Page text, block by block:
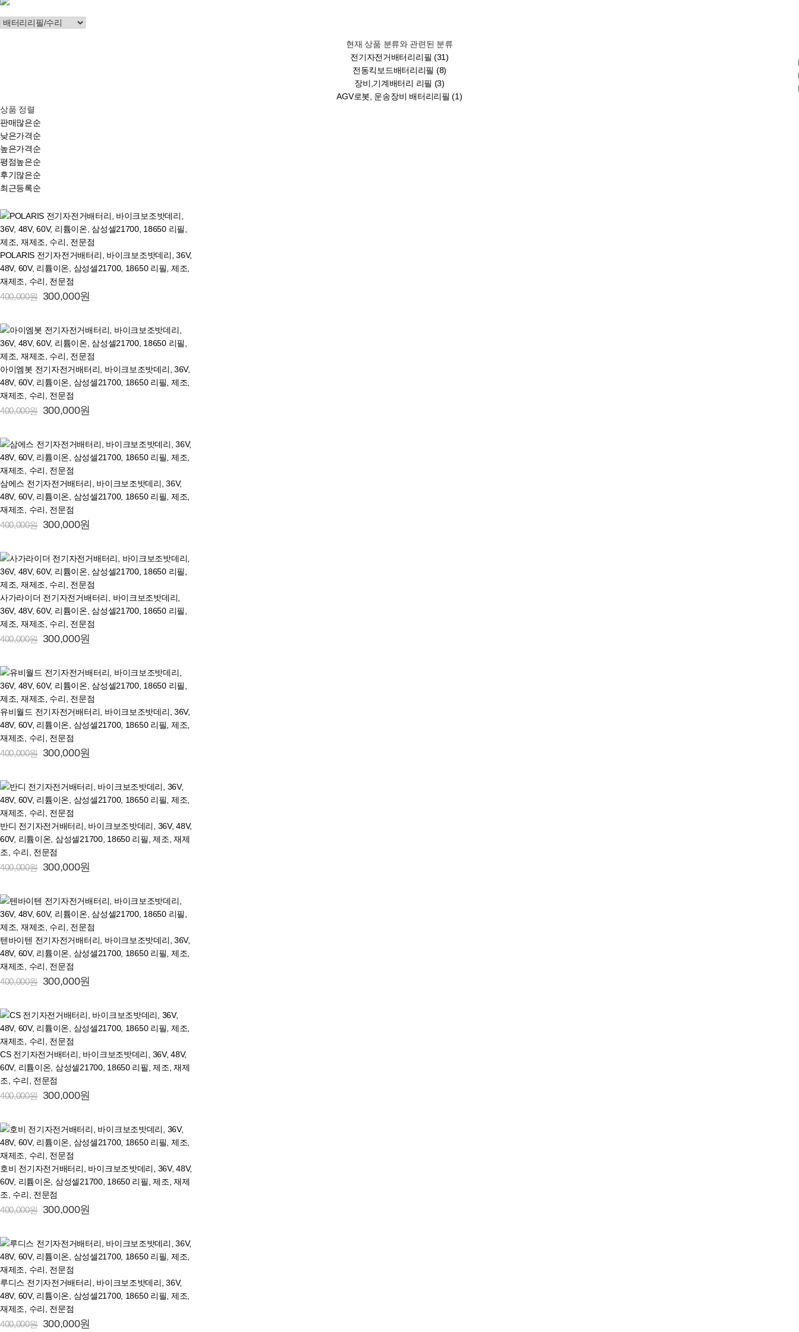
현재 상품 분류와 관련된 분류
전기자전거배터리리필 (31)
전동킥보드배터리리필 (8)
장비,기계배터리 리필 (3)
AGV로봇, 운송장비 배터리리필 (1)
상품 정렬
판매많은순
낮은가격순
높은가격순
평점높은순
후기많은순
최근등록순
POLARIS 전기자전거배터리, 바이크보조밧데리, 36V,
48V, 60V, 리튬이온, 삼성셀21700, 18650 리필, 제조,
재제조, 수리, 전문점
400,000원 300,000원
아이엠봇 전기자전거배터리, 바이크보조밧데리, 36V,
48V, 60V, 리튬이온, 삼성셀21700, 18650 리필, 제조,
재제조, 수리, 전문점
400,000원 300,000원
삼에스 전기자전거배터리, 바이크보조밧데리, 36V,
48V, 60V, 리튬이온, 삼성셀21700, 18650 리필, 제조,
재제조, 수리, 전문점
400,000원 300,000원
사가라이더 전기자전거배터리, 바이크보조밧데리,
36V, 48V, 60V, 리튬이온, 삼성셀21700, 18650 리필,
제조, 재제조, 수리, 전문점
400,000원 300,000원
유비월드 전기자전거배터리, 바이크보조밧데리, 36V,
48V, 60V, 리튬이온, 삼성셀21700, 18650 리필, 제조,
재제조, 수리, 전문점
400,000원 300,000원
반디 전기자전거배터리, 바이크보조밧데리, 36V, 48V,
60V, 리튬이온, 삼성셀21700, 18650 리필, 제조, 재제
조, 수리, 전문점
400,000원 300,000원
텐바이텐 전기자전거배터리, 바이크보조밧데리, 36V,
48V, 60V, 리튬이온, 삼성셀21700, 18650 리필, 제조,
재제조, 수리, 전문점
400,000원 300,000원
CS 전기자전거배터리, 바이크보조밧데리, 36V, 48V,
60V, 리튬이온, 삼성셀21700, 18650 리필, 제조, 재제
조, 수리, 전문점
400,000원 300,000원
호비 전기자전거배터리, 바이크보조밧데리, 36V, 48V,
60V, 리튬이온, 삼성셀21700, 18650 리필, 제조, 재제
조, 수리, 전문점
400,000원 300,000원
루디스 전기자전거배터리, 바이크보조밧데리, 36V,
48V, 60V, 리튬이온, 삼성셀21700, 18650 리필, 제조,
재제조, 수리, 전문점
400,000원 300,000원